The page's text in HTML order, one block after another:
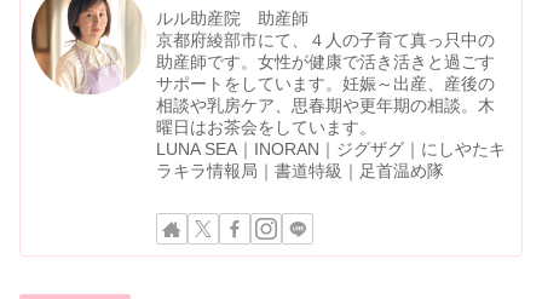
ルル助産院 助産師
京都府綾部市にて、４人の子育て真っ只中の
助産師です。女性が健康で活き活きと過ごす
サポートをしています。妊娠～出産、産後の
相談や乳房ケア、思春期や更年期の相談。木
曜日はお茶会をしています。
LUNA SEA｜INORAN｜ジグザグ｜にしやたキ
ラキラ情報局｜書道特級｜足首温め隊